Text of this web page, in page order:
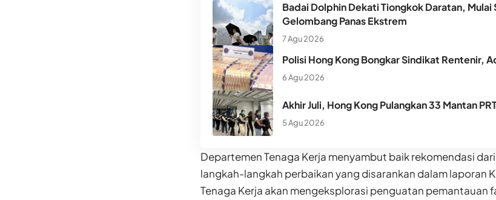
Badai Dolphin Dekati Tiongkok Daratan, Mulai
Gelombang Panas Ekstrem
7 Agu 2026
Polisi Hong Kong Bongkar Sindikat Rentenir,
6 Agu 2026
Akhir Juli, Hong Kong Pulangkan 33 Mantan
5 Agu 2026
Departemen Tenaga Kerja menyambut baik rekomendasi
langkah-langkah perbaikan yang disarankan dalam laporan
Tenaga Kerja akan mengeksplorasi penguatan pemantauan